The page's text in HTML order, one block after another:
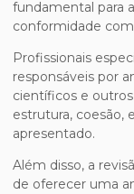
fundamental para
conformidade
Profissionais
responsáveis por
científicos e
estrutura, coesão,
apresentado.
Além disso, a
de oferecer uma